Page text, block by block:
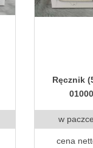
Ręcznik
w
cena